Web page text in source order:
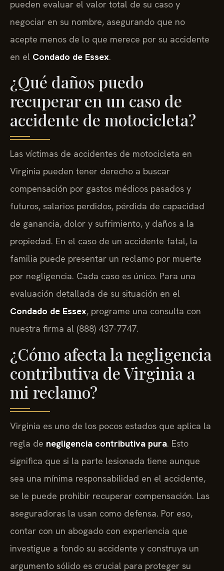
pueden evaluar el valor total de su caso y
negociar en su nombre, asegurando que no
acepte menos de lo que merece por su accidente
en el Condado de Essex.
¿Qué daños puedo
recuperar en un caso de
accidente de motocicleta?
Las víctimas de accidentes de motocicleta en
Virginia pueden tener derecho a buscar
compensación por gastos médicos pasados y
futuros, salarios perdidos, pérdida de capacidad
de ganancia, dolor y sufrimiento, y daños a la
propiedad. En el caso de un accidente fatal, la
familia puede presentar un reclamo por muerte
por negligencia. Cada caso es único. Para una
evaluación detallada de su situación en el
Condado de Essex, programe una consulta con
nuestra firma al (888) 437-7747.
¿Cómo afecta la negligencia
contributiva de Virginia a
mi reclamo?
Virginia es uno de los pocos estados que aplica la
regla de negligencia contributiva pura. Esto
significa que si la parte lesionada tiene aunque
sea una mínima responsabilidad en el accidente,
se le puede prohibir recuperar compensación. Las
aseguradoras la usan como defensa. Por eso,
contar con un abogado con experiencia que
investigue a fondo su accidente y construya un
argumento sólido es crucial para proteger su